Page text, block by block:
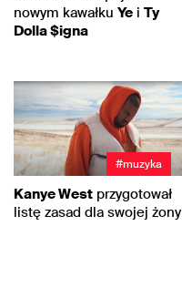
nowym kawałku Ye i Ty
Dolla $igna
#muzyka
Kanye West przygotował
listę zasad dla swojej żony